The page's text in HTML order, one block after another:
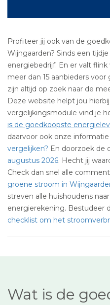
Profiteer jij ook van de
Wijngaarden? Sinds een
energiebedrijf. En er valt
meer dan 15 aanbieders
zijn altijd op zoek naar de
Deze website helpt jou
vergelijkingsmodule vind je
is de goedkoopste
daarvoor ook onze
vergelijken? En doorzoek de
augustus 2026. Hecht jij
Check dan snel alle
groene stroom in
streven alle huishoudens
energierekening. Bestudeer
checklist om het
Wat is de